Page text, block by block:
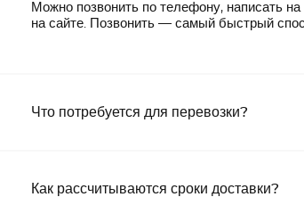
Можно позвонить по телефону, написать
на сайте. Позвонить — самый быстрый
Что потребуется для перевозки?
Как рассчитываются сроки доставки?